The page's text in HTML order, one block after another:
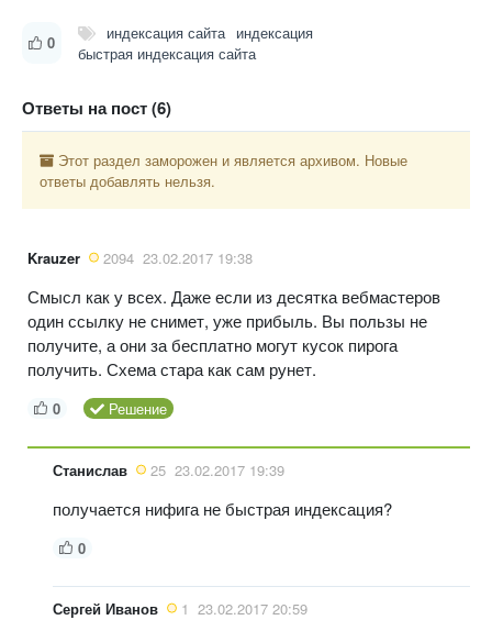
0 индексация сайта индексация
быстрая индексация сайта
Ответы на пост (6)
Этот раздел заморожен и является архивом. Новые
ответы добавлять нельзя.
Krauzer 2094 23.02.2017 19:38
Смысл как у всех. Даже если из десятка вебмастеров
один ссылку не снимет, уже прибыль. Вы пользы не
получите, а они за бесплатно могут кусок пирога
получить. Схема стара как сам рунет.
0 Решение
Станислав 25 23.02.2017 19:39
получается нифига не быстрая индексация?
0
Сергей Иванов 1 23.02.2017 20:59